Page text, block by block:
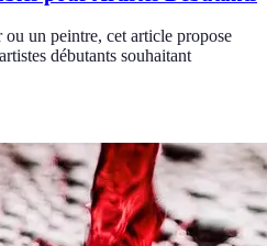
un peintre, cet article propose
débutants souhaitant